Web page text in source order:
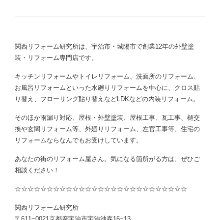
関西リフォーム研究所は、宇治市・城陽市で創業12年の外壁塗
装・リフォーム専門店です。
キッチンリフォームやトイレリフォーム、洗面所のリフォーム、
お風呂リフォームといった水廻りリフォームを中心に、クロス貼
り替え、フローリング貼り替えなどLDKなどの内装リフォーム。
そのほか雨漏り対応、屋根・外壁塗装、屋根工事、瓦工事、樋交
換や玄関リフォーム等、外廻りリフォーム、左官工事等、住宅の
リフォームならなんでもお受けしています。
あなたの街のリフォーム屋さん。気になる箇所がる方は、ぜひご
相談ください！
☆☆☆☆☆☆☆☆☆☆☆☆☆☆☆☆☆☆☆☆☆☆☆☆☆☆☆
関西リフォーム研究所